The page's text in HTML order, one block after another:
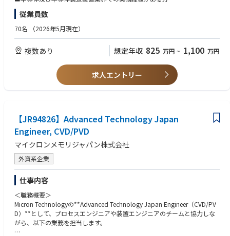
・出張無し拠点
北海道オフィス
広島オフィス
北上サービスセンター
四日市テクノロジーセンター※四日市拠点のみ入社後1～2年目に研修の一
環で北上への出張が生じる場合がございます。
立ち上げ、顧客対応の経験
・実験結果やデータをまとめ、改善提案や報告を行った経験（DOE、統計
手法の名称を使っていなくても問題ありません）
・顧客先や現場での評価対応、技術説明、レポート作成の経験
または、簡単な技術的なやり取りができる方
の操作とセットアップ。
(5)顧客に操作のトレーニングを行い、必要に応じてトレーニング資料を作
成する。
(6)顧客の複雑な技術的問題を解決し、それらの問題のエスカレーションを
管理する。
ンを開発する。
(8)日本地域を5年以上、10年以上サポートする。
required improvement by business level or native Japanese Language.
(2) Provide application support for wafer/panel inspection systems, syst
em operation support and training to customers directly, consult technic
al solution for heading issues.
(3) Work collaboratively with Headquarter engineering team, Technical S
upport team & service team cross functionally to provide application & i
ssue solution, take Applications ownership of escalations.
(4) Operation and setup Servers connected to tools in semiconductor fa
bs (including Onto’s tools).
(5) Train customers on tool operation and generate training material if ne
cessary.
(6) Establish and broaden the customer base by resolving their complex t
echnical issues and managing escalations of those issues
■英語でのミーティングに参加できる方
従業員数
70名 （2026年5月現在）
複数あり 想定年収 825 万円 ~ 1,100 万円
求人エントリー
【JR94826】Advanced Technology Japan
Engineer, CVD/PVD
マイクロンメモリジャパン株式会社
外資系企業
仕事内容
＜職務概要＞
Micron Technologyの**Advanced Technology Japan Engineer（CVD/PV
D）**として、プロセスエンジニアや装置エンジニアのチームと協力しな
がら、以下の業務を担当します。